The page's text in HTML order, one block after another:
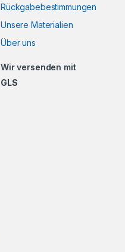
Rückgabebestimmungen
Unsere Materialien
Über uns
Wir versenden mit
GLS